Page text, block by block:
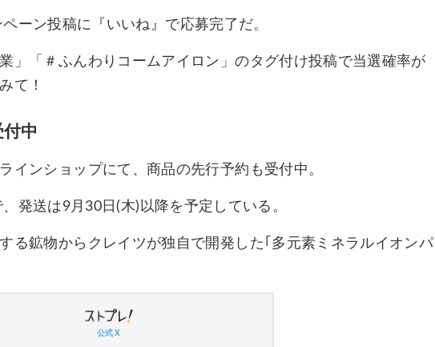
ーン投稿に『いいね』で応募完了だ。
」「＃ふんわりコームアイロン」のタグ付け投稿で当選確率が
て！
中
インショップにて、商品の先行予約も受付中。
発送は9月30日(木)以降を予定している。
る鉱物からクレイツが独自で開発した｢多元素ミネラルイオンパ
公式 X